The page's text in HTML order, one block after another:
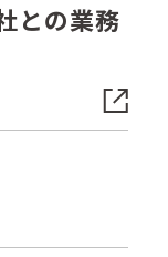
との業務